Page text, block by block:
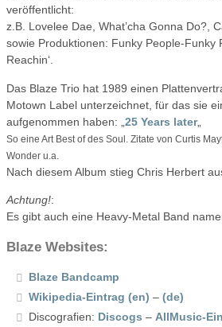
veröffentlicht:
z.B. Lovelee Dae, What’cha Gonna Do?,
sowie Produktionen: Funky People-Funky
Reachin‘.
Das Blaze Trio hat 1989 einen
Motown Label unterzeichnet, für das sie
aufgenommen haben: „ 25 Years later„
So eine Art Best of des Soul. Zitate von Curtis
Wonder u.a.
Nach diesem Album stieg Chris Herbert
Achtung!:
Es gibt auch eine Heavy-Metal Band
Blaze Websites:
Blaze Bandcamp
Wikipedia-Eintrag (en) – (de)
Discografien: Discogs – AllMusic-